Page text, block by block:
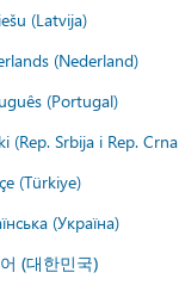
(Latvija)
(Nederland)
(Portugal)
(Rep. Srbija i Rep.
(Türkiye)
(Україна)
(대한민국)